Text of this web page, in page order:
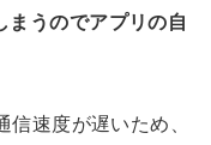
まうのでアプリの自
速度が遅いため、